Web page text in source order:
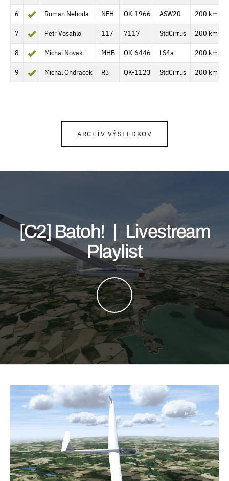
6 Roman Nehoda NEH OK-1966 ASW20 200 km
7 Petr Vosahlo 117 7117 StdCirrus 200 km
8 Michal Novak MHB OK-6446 LS4a 200 km
9 Michal Ondracek R3 OK-1123 StdCirrus 200 km
ARCHÍV VÝSLEDKOV
[C2] Batoh! | Livestream
Playlist